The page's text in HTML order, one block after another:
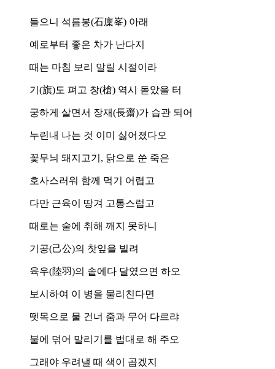
들으니 석름봉(石廩峯) 아래
예로부터 좋은 차가 난다지
때는 마침 보리 말릴 시절이라
기(旗)도 펴고 창(槍) 역시 돋았을 터
궁하게 살면서 장재(長齋)가 습관 되어
누린내 나는 것 이미 싫어졌다오
꽃무늬 돼지고기, 닭으로 쑨 죽은
호사스러워 함께 먹기 어렵고
다만 근육이 땅겨 고통스럽고
때로는 술에 취해 깨지 못하니
기공(己公)의 찻잎을 빌려
육우(陸羽)의 솥에다 달였으면 하오
보시하여 이 병을 물리친다면
뗏목으로 물 건너 줌과 무어 다르랴
불에 덖어 말리기를 법대로 해 주오
그래야 우려낼 때 색이 곱겠지